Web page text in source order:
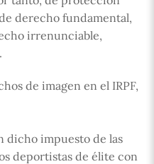
derecho fundamental,
irrenunciable,
de imagen en el IRPF,
dicho impuesto de las
deportistas de élite con